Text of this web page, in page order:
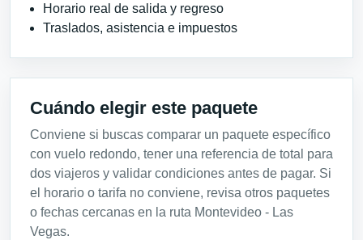
Horario real de salida y regreso
Traslados, asistencia e impuestos
Cuándo elegir este paquete
Conviene si buscas comparar un paquete específico
con vuelo redondo, tener una referencia de total para
dos viajeros y validar condiciones antes de pagar. Si
el horario o tarifa no conviene, revisa otros paquetes
o fechas cercanas en la ruta Montevideo - Las
Vegas.